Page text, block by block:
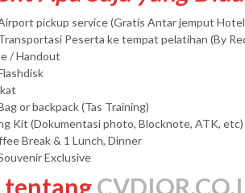
pickup service (Gratis Antar jemput
Peserta ke tempat pelatihan (By
/ Handout
or backpack (Tas Training)
Kit (Dokumentasi photo, Blocknote, ATK, etc)
Break & 1 Lunch, Dinner
Exclusive
tentang